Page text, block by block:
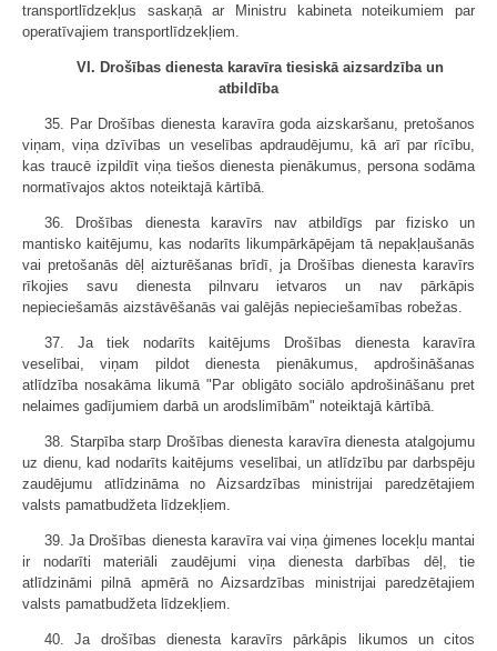
transportlīdzekļus saskaņā ar Ministru kabineta noteikumiem par
operatīvajiem transportlīdzekļiem.
VI. Drošības dienesta karavīra tiesiskā aizsardzība un
atbildība
35. Par Drošības dienesta karavīra goda aizskaršanu, pretošanos
viņam, viņa dzīvības un veselības apdraudējumu, kā arī par rīcību,
kas traucē izpildīt viņa tiešos dienesta pienākumus, persona sodāma
normatīvajos aktos noteiktajā kārtībā.
36. Drošības dienesta karavīrs nav atbildīgs par fizisko un
mantisko kaitējumu, kas nodarīts likumpārkāpējam tā nepakļaušanās
vai pretošanās dēļ aizturēšanas brīdī, ja Drošības dienesta karavīrs
rīkojies savu dienesta pilnvaru ietvaros un nav pārkāpis
nepieciešamās aizstāvēšanās vai galējās nepieciešamības robežas.
37. Ja tiek nodarīts kaitējums Drošības dienesta karavīra
veselībai, viņam pildot dienesta pienākumus, apdrošināšanas
atlīdzība nosakāma likumā "Par obligāto sociālo apdrošināšanu pret
nelaimes gadījumiem darbā un arodslimībām" noteiktajā kārtībā.
38. Starpība starp Drošības dienesta karavīra dienesta atalgojumu
uz dienu, kad nodarīts kaitējums veselībai, un atlīdzību par darbspēju
zaudējumu atlīdzināma no Aizsardzības ministrijai paredzētajiem
valsts pamatbudžeta līdzekļiem.
39. Ja Drošības dienesta karavīra vai viņa ģimenes locekļu mantai
ir nodarīti materiāli zaudējumi viņa dienesta darbības dēļ, tie
atlīdzināmi pilnā apmērā no Aizsardzības ministrijai paredzētajiem
valsts pamatbudžeta līdzekļiem.
40. Ja drošības dienesta karavīrs pārkāpis likumos un citos